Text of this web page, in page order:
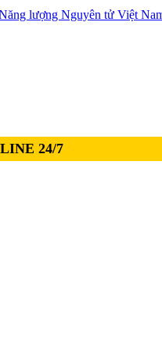
lượng Nguyên tử Việt
24/7